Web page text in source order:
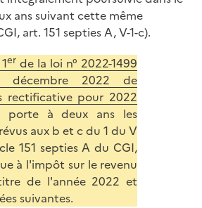
ans suivant cette même
art. 151 septies A, V-1-c).
erde la loi n° 2022-1499
2022 de
rectificative pour 2022
porte à deux ans les
aux b et c du 1 du V
151 septies A du CGI,
à l'impôt sur le revenu
de l'année 2022 et
suivantes.